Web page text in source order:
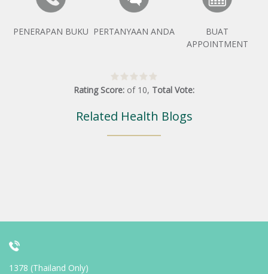
PENERAPAN BUKU PERTANYAAN ANDA
BUAT
APPOINTMENT
Rating Score: of 10, Total Vote:
Related Health Blogs
1378 (Thailand Only)